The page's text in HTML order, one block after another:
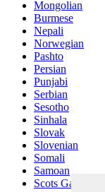
Mongolian
Burmese
Nepali
Norwegian
Pashto
Persian
Punjabi
Serbian
Sesotho
Sinhala
Slovak
Slovenian
Somali
Samoan
Scots Gaelic